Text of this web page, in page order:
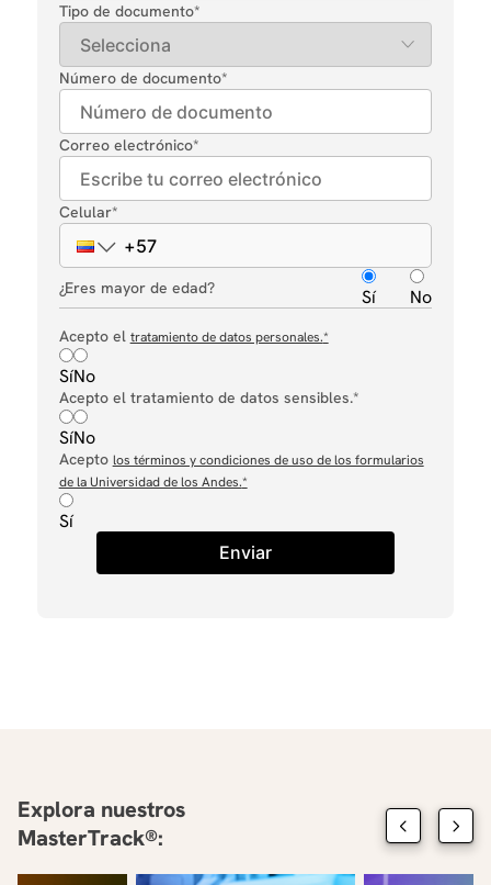
Tipo de documento*
Número de documento*
Correo electrónico*
Celular*
¿Eres mayor de edad? Sí No
Acepto el tratamiento de datos personales.*
SíNo
Acepto el tratamiento de datos sensibles.*
SíNo
Acepto los términos y condiciones de uso de los formularios
de la Universidad de los Andes.*
Sí
Enviar
Explora nuestros
MasterTrack®: